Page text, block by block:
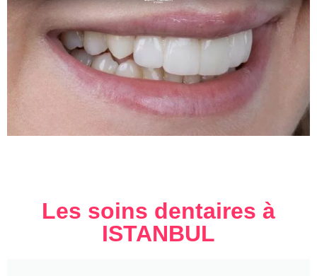
Les soins dentaires à
ISTANBUL